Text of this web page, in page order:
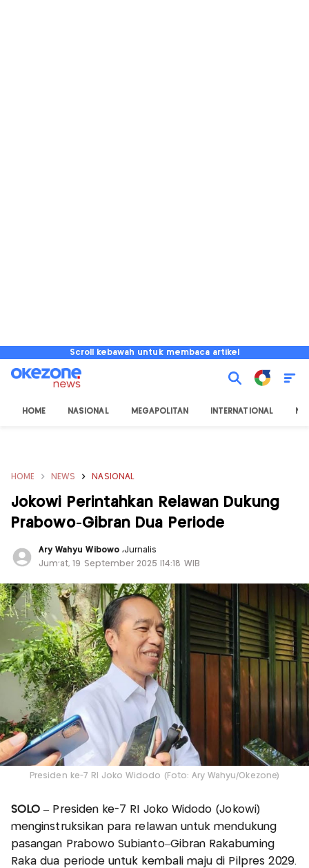
Scroll kebawah untuk membaca artikel
HOME NASIONAL MEGAPOLITAN INTERNATIONAL
HOME NEWS NASIONAL
Jokowi Perintahkan Relawan Dukung
Prabowo-Gibran Dua Periode
Ary Wahyu Wibowo ,Jurnalis
Jum'at, 19 September 2025 |14:18 WIB
Presiden ke-7 RI Joko Widodo (Foto: Ary Wahyu/Okezone)
SOLO – Presiden ke-7 RI Joko Widodo (Jokowi)
menginstruksikan para relawan untuk mendukung
pasangan Prabowo Subianto–Gibran Rakabuming
Raka dua periode untuk kembali maju di Pilpres 2029.